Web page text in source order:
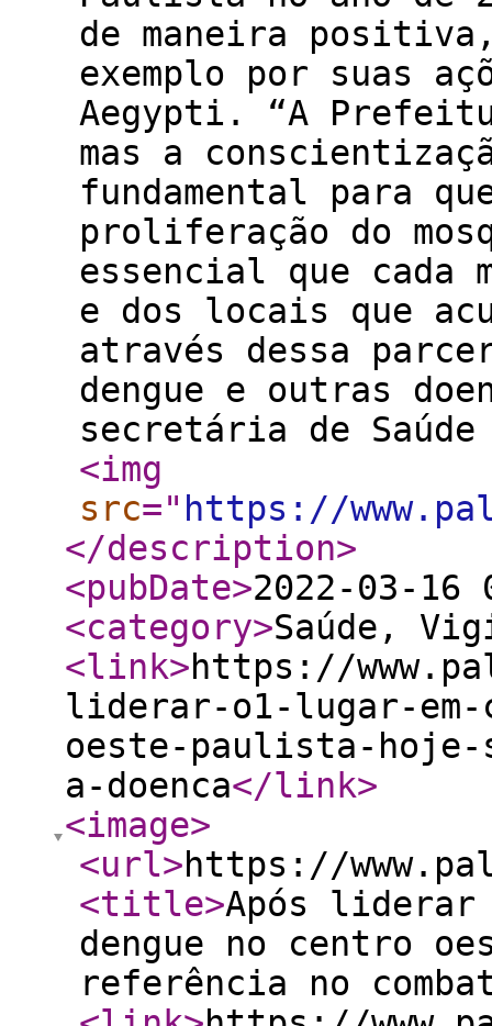
de maneira positiva,
exemplo por suas
Aegypti. “A
mas a
fundamental para
proliferação do
essencial que cada
e dos locais que
através dessa
dengue e outras
secretária de
<img
src=" https://
</description>
<pubDate>2022-03-16
<category>Saúde,
<link>https://
liderar-o1-lugar-em-
oeste-paulista-hoje-
a-doenca</link>
<image>
<url>https://
<title>Após liderar
dengue no centro
referência no